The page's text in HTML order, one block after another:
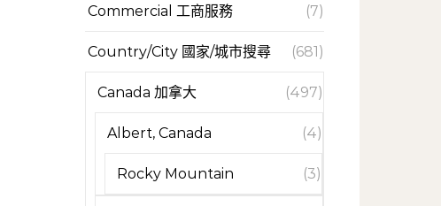
Commercial 工商服務 (7)
Country/City 國家/城市搜尋 (681)
Canada 加拿大 (497)
Albert, Canada (4)
Rocky Mountain (3)